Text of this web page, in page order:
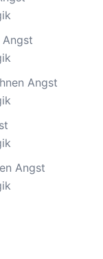
Angst
Angst